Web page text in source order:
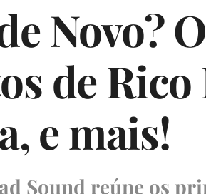
Novo?
de Rico
e mais!
Sound reúne os